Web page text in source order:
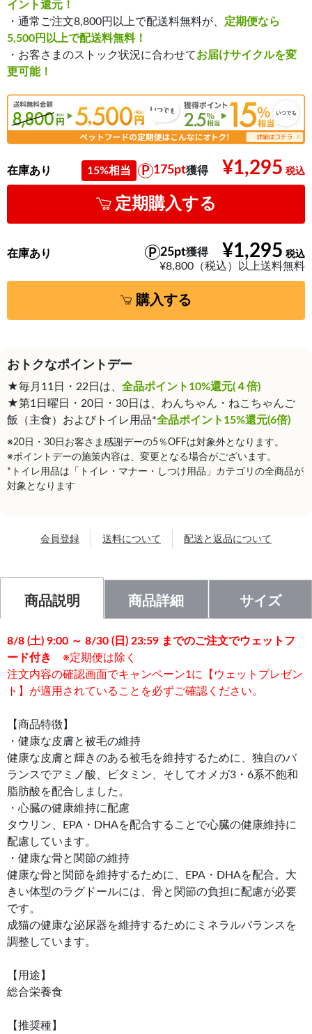
イント還元！
・通常ご注文8,800円以上で配送料無料が、 定期便なら
5,500円以上で配送料無料！
・お客さまのストック状況に合わせてお届けサイクルを変
更可能！
¥1,295
15%相当 175pt獲得
在庫あり
定期購入する
¥1,295
25pt獲得
¥8,800（税込）以上送料無料
在庫あり
購入する
おトクなポイントデー
★毎月11日・22日は、 全品ポイント10%還元(４倍)
★第1日曜日・20日・30日は、わんちゃん・ねこちゃんご
飯（主食）およびトイレ用品*全品ポイント15%還元(6倍)
※20日・30日お客さま感謝デーの5％OFFは対象外となります。
※ポイントデーの施策内容は、変更となる場合がございます。
*トイレ用品は「トイレ・マナー・しつけ用品」カテゴリの全商品が
対象となります
会員登録 送料について 配送と返品について
商品説明 商品詳細 サイズ
8/8 (土) 9:00 ～ 8/30 (日) 23:59 までのご注文でウェットフ
ード付き
※定期便は除く
注文内容の確認画面でキャンペーン1に【ウェットプレゼン
ト】が適用されていることを必ずご確認ください。
【商品特徴】
・健康な皮膚と被毛の維持
健康な皮膚と輝きのある被毛を維持するために、独自のバ
ランスでアミノ酸、ビタミン、そしてオメガ3・6系不飽和
脂肪酸を配合しました。
・心臓の健康維持に配慮
タウリン、EPA・DHAを配合することで心臓の健康維持に
配慮しています。
・健康な骨と関節の維持
健康な骨と関節を維持するために、EPA・DHAを配合。大
きい体型のラグドールには、骨と関節の負担に配慮が必要
です。
成猫の健康な泌尿器を維持するためにミネラルバランスを
調整しています。
【用途】
総合栄養食
【推奨種】